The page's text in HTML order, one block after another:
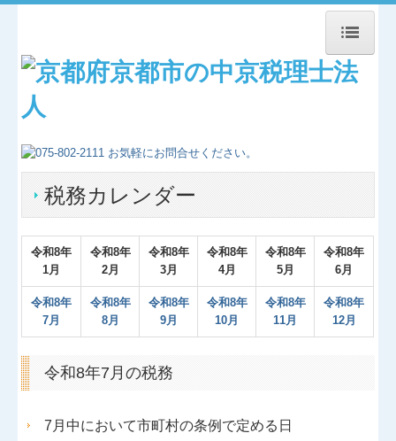
トップページ
事務所紹介
経営理念
交通案内
関連リンク
リンク集
お問合せ
経営者お役立ち情報
税務カレンダー
令和8年
1月
令和8年
2月
令和8年
3月
令和8年
4月
令和8年
5月
令和8年
6月
令和8年
7月
令和8年
8月
令和8年
9月
令和8年
10月
令和8年
11月
令和8年
12月
令和8年7月の税務
7月中において市町村の条例で定める日